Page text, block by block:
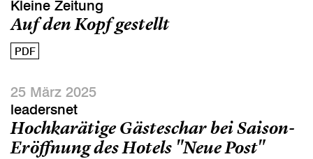
Kleine Zeitung
Auf den Kopf gestellt
PDF
25 März 2025
leadersnet
Hochkarätige Gästeschar bei Saison-
Eröffnung des Hotels "Neue Post"